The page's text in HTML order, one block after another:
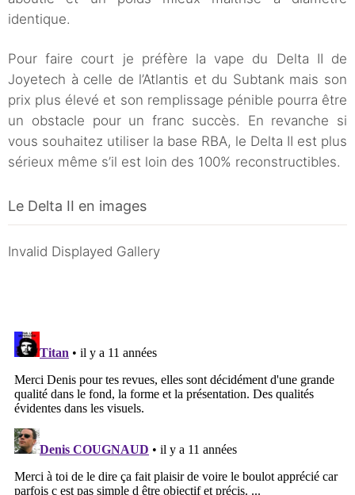
identique.
Pour faire court je préfère la vape du Delta II de
Joyetech à celle de l’Atlantis et du Subtank mais son
prix plus élevé et son remplissage pénible pourra être
un obstacle pour un franc succès. En revanche si
vous souhaitez utiliser la base RBA, le Delta II est plus
sérieux même s’il est loin des 100% reconstructibles.
Le Delta II en images
Invalid Displayed Gallery